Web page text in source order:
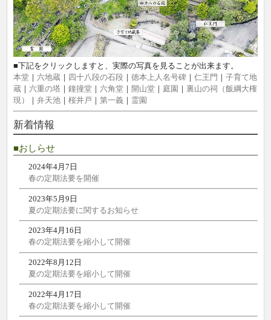
■下記をクリックしますと、実際の写真を見ることが出来ます。
本堂
六地蔵 四十八段の石段 ｜徳本上人名号碑 ｜仁王門 ｜子育て地
蔵
六重の塔 ｜鐘撞堂 六角堂 開山堂 庭園
裏山の祠（飯綱大権
現）
｜弁天池 ｜桜井戸 ｜第一義 霊園
新着情報
■おしらせ
2024年4月7日
春の定期法要を開催
2023年5月9日
夏の定期法要に関するお知らせ
2023年4月16日
春の定期法要を縮小して開催
2022年8月12日
夏の定期法要を縮小して開催
2022年4月17日
春の定期法要を縮小して開催